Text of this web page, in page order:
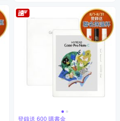
登錄送 600 購書金